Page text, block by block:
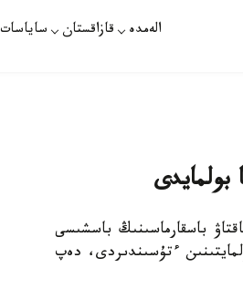
الەمدە قازاقستان ساياسات
بولمايدى
باسقارماسىنىڭ باسشىسى
ءتۇسىندىردى، دەپ